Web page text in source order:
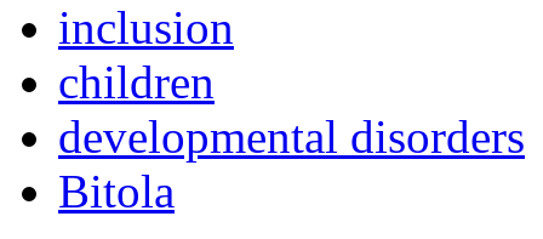
inclusion
children
developmental disorders
Bitola